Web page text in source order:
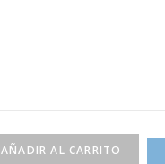
AÑADIR AL CARRITO